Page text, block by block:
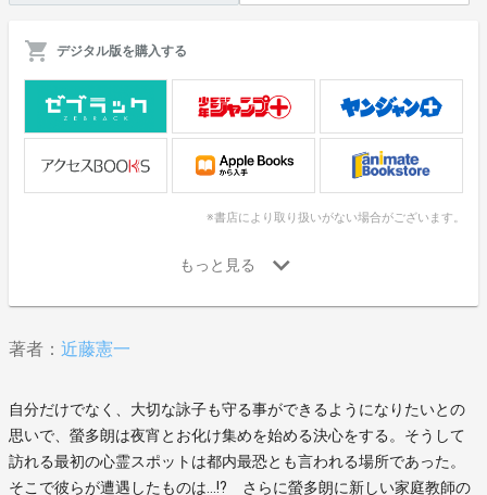
デジタル版を購入する
※書店により取り扱いがない場合がございます。
著者： 近藤憲一
自分だけでなく、大切な詠子も守る事ができるようになりたいとの
思いで、螢多朗は夜宵とお化け集めを始める決心をする。そうして
訪れる最初の心霊スポットは都内最恐とも言われる場所であった。
そこで彼らが遭遇したものは…!? さらに螢多朗に新しい家庭教師の